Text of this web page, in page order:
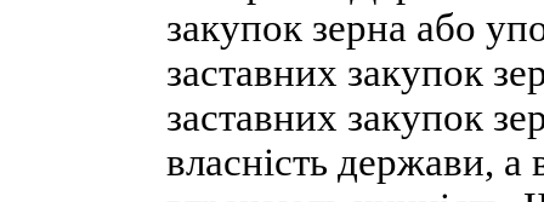
закупок зерна або
заставних закупок
заставних закупок
власність держави, а